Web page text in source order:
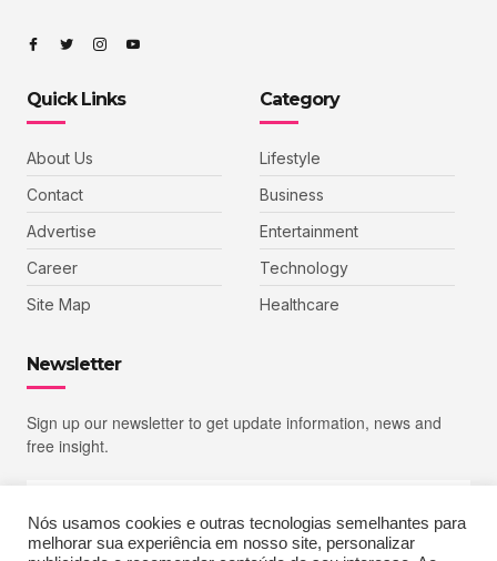
Quick Links
About Us
Contact
Advertise
Career
Site Map
Category
Lifestyle
Business
Entertainment
Technology
Healthcare
Newsletter
Sign up our newsletter to get update information, news and
free insight.
SIGN UP
Nós usamos cookies e outras tecnologias semelhantes para
melhorar sua experiência em nosso site, personalizar